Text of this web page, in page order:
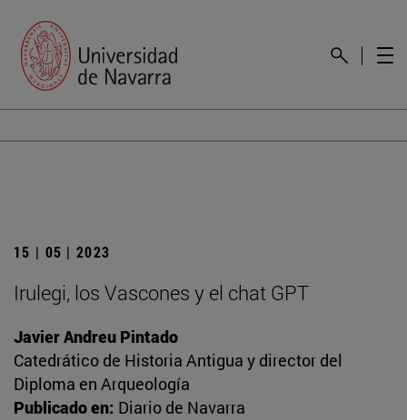
15 | 05 | 2023
Irulegi, los Vascones y el chat GPT
Javier Andreu Pintado
Catedrático de Historia Antigua y director del
Diploma en Arqueología
Publicado en: Diario de Navarra